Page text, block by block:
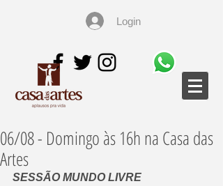
Login
06/08 - Domingo às 16h na Casa das
Artes
SESSÃO MUNDO LIVRE